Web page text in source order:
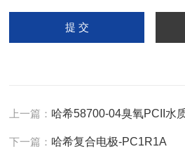
上一篇： 哈希58700-04臭氧PCII水
下一篇： 哈希复合电极-PC1R1A